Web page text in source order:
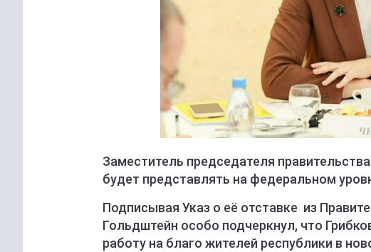
Заместитель председателя
будет представлять на федеральном
Подписывая Указ о её отставке из
Гольдштейн особо подчеркнул, что
работу на благо жителей республики в